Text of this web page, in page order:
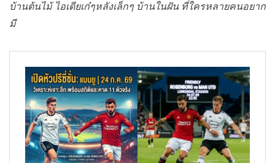
บ้านต้นไม้ ไอเดียเก๋ๆหลังเล็กๆ บ้านในฝัน ที่ใครหลายคนอยาก
มี